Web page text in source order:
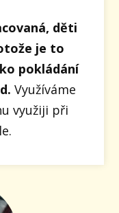
děti
je to
pokládání
Využíváme
využiji při